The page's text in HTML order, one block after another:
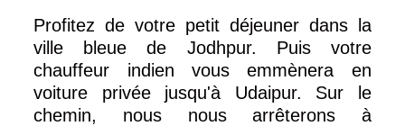
Profitez de votre petit déjeuner dans la
ville bleue de Jodhpur. Puis votre
chauffeur indien vous emmènera en
voiture privée jusqu'à Udaipur. Sur le
chemin, nous nous arrêterons à